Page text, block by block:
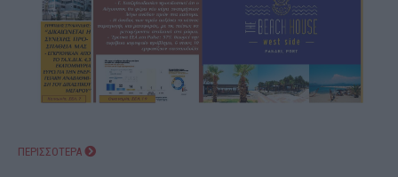
ΠΕΡΙΣΣΟΤΕΡΑ